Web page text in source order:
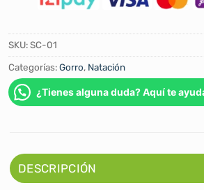
SKU:SC-01
Categorías:Gorro, Natación
¿Tienes alguna duda? Aquí te
DESCRIPCIÓN